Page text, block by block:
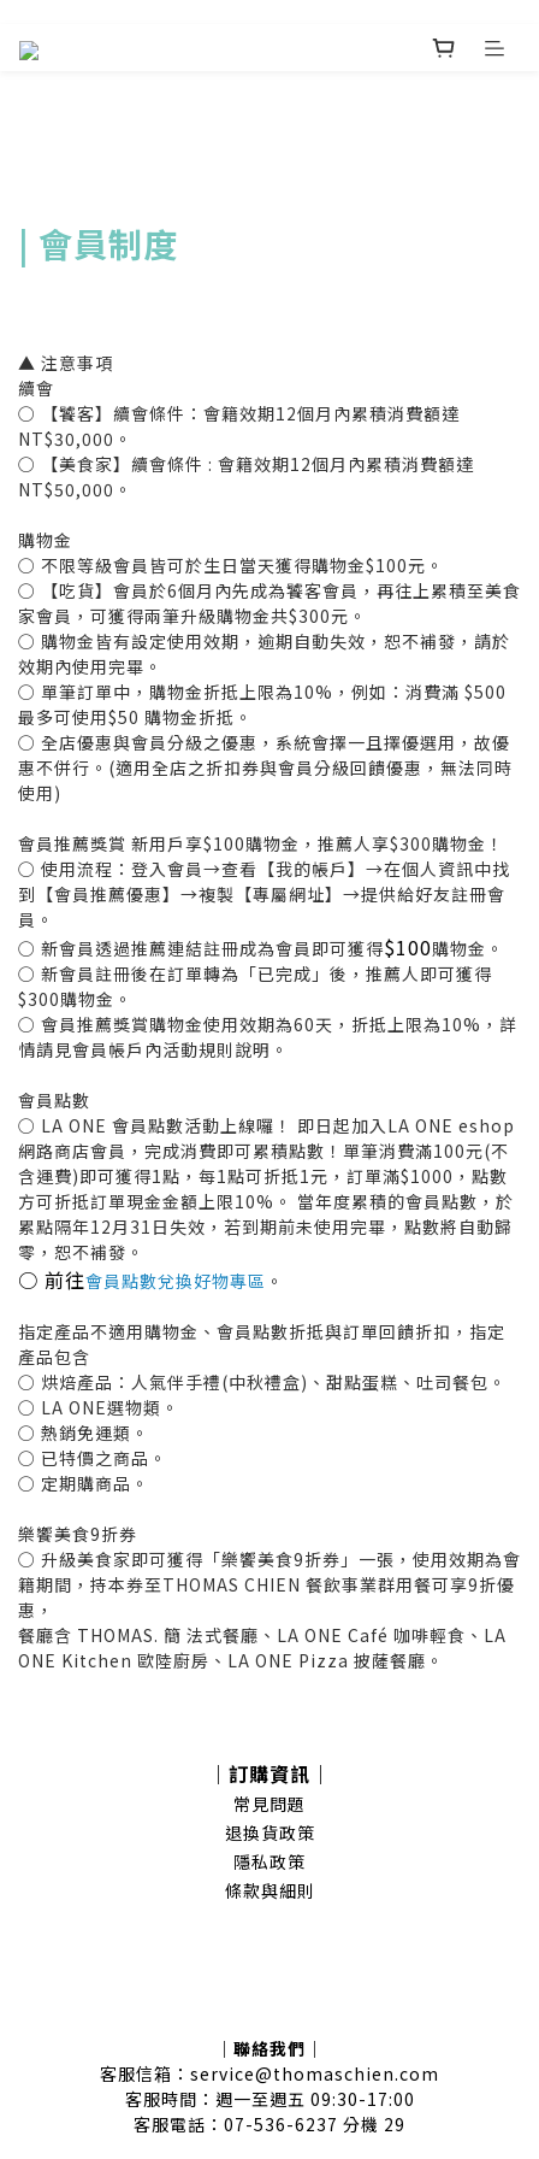
| 會員制度
▲ 注意事項
續會
○ 【饕客】續會條件：會籍效期12個月內累積消費額達
NT$30,000。
○ 【美食家】續會條件 : 會籍效期12個月內累積消費額達
NT$50,000。
購物金
○ 不限等級會員皆可於生日當天獲得購物金$100元。
○ 【吃貨】會員於6個月內先成為饕客會員，再往上累積至美食
家會員，可獲得兩筆升級購物金共$300元。
○ 購物金皆有設定使用效期，逾期自動失效，恕不補發，請於
效期內使用完畢。
○ 單筆訂單中，購物金折抵上限為10%，例如：消費滿 $500
最多可使用$50 購物金折抵。
○ 全店優惠與會員分級之優惠，系統會擇一且擇優選用，故優
惠不併行。(適用全店之折扣券與會員分級回饋優惠，無法同時
使用)
會員推薦獎賞 新用戶享$100購物金，推薦人享$300購物金！
○ 使用流程：登入會員→查看【我的帳戶】→在個人資訊中找
到【會員推薦優惠】→複製【專屬網址】→提供給好友註冊會
員。
○ 新會員透過推薦連結註冊成為會員即可獲得$100購物金。
○ 新會員註冊後在訂單轉為「已完成」後，推薦人即可獲得
$300購物金。
○ 會員推薦獎賞購物金使用效期為60天，折抵上限為10%，詳
情請見會員帳戶內活動規則說明。
會員點數
○ LA ONE 會員點數活動上線囉！ 即日起加入LA ONE eshop
網路商店會員，完成消費即可累積點數！單筆消費滿100元(不
含運費)即可獲得1點，每1點可折抵1元，訂單滿$1000，點數
方可折抵訂單現金金額上限10%。 當年度累積的會員點數，於
累點隔年12月31日失效，若到期前未使用完畢，點數將自動歸
零，恕不補發。
○ 前往會員點數兌換好物專區 。
指定產品不適用購物金、會員點數折抵與訂單回饋折扣，指定
產品包含
○ 烘焙產品：人氣伴手禮(中秋禮盒)、甜點蛋糕、吐司餐包。
○ LA ONE選物類。
○ 熱銷免運類。
○ 已特價之商品。
○ 定期購商品。
樂饗美食9折券
○ 升級美食家即可獲得「樂饗美食9折券」一張，使用效期為會
籍期間，持本券至THOMAS CHIEN 餐飲事業群用餐可享9折優
惠，
餐廳含 THOMAS. 簡 法式餐廳、LA ONE Café 咖啡輕食、LA
ONE Kitchen 歐陸廚房、LA ONE Pizza 披薩餐廳。
｜訂購資訊｜
常見問題
退換貨政策
隱私政策
條款與細則
｜聯絡我們｜
客服信箱：service@thomaschien.com
客服時間：週一至週五 09:30-17:00
客服電話：07-536-6237 分機 29